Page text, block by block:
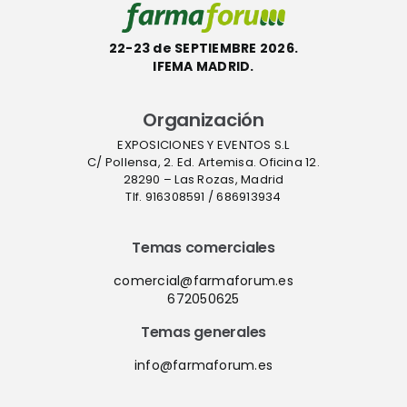
22-23 de SEPTIEMBRE 2026.
IFEMA MADRID.
Organización
EXPOSICIONES Y EVENTOS S.L
C/ Pollensa, 2. Ed. Artemisa. Oficina 12.
28290 – Las Rozas, Madrid
Tlf. 916308591 / 686913934
Temas comerciales
comercial@farmaforum.es
672050625
Temas generales
info@farmaforum.es